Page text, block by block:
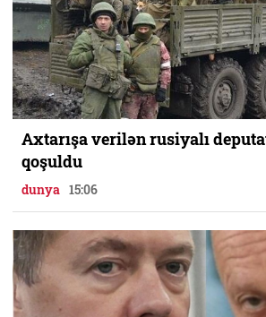
Axtarışa verilən rusiyalı
qoşuldu
dunya 15:06